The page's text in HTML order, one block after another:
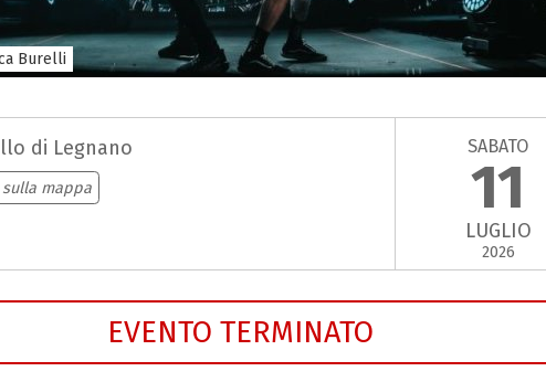
Burelli
di Legnano
sulla mappa
SABATO
11
LUGLIO
2026
EVENTO TERMINATO